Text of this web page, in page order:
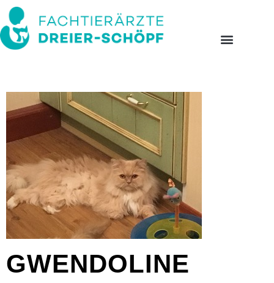
GWENDOLINE